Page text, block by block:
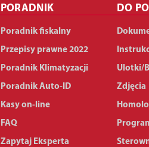
PORADNIK
Poradnik fiskalny
Przepisy prawne 2022
Poradnik Klimatyzacji
Poradnik Auto-ID
Kasy on-line
FAQ
Zapytaj Eksperta
DO
Ulotki/
Zdjęcia